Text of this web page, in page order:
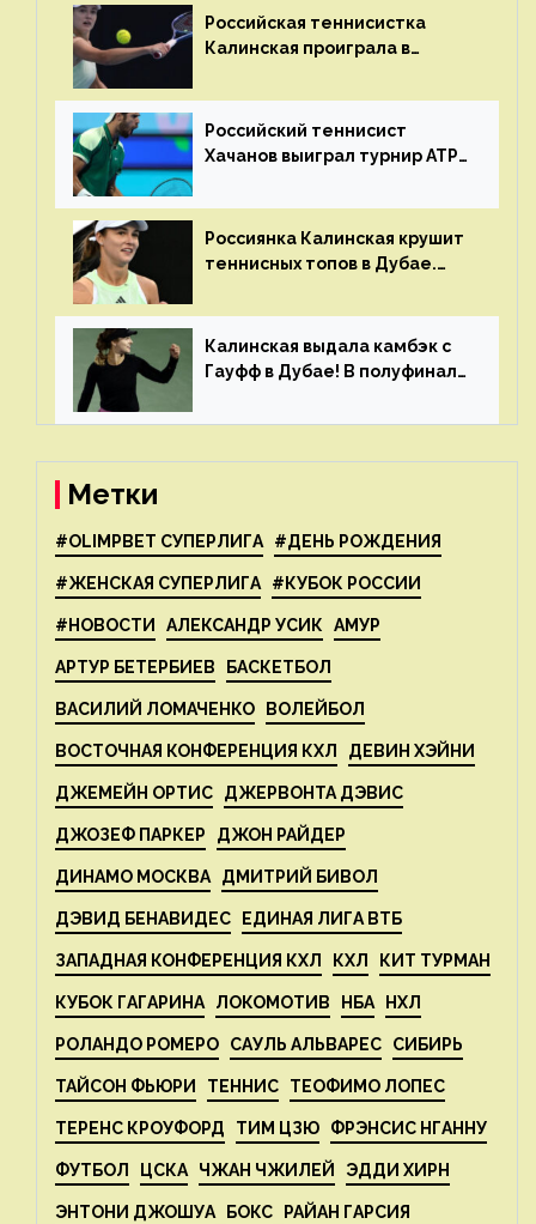
Российская теннисистка
Калинская проиграла в
Российский теннисист
Хачанов выиграл турнир ATP
Россиянка Калинская крушит
теннисных топов в Дубае.
рейтинга
Калинская выдала камбэк с
Гауфф в Дубае! В полуфинале
Свёнтек
Метки
#OLIMPBET СУПЕРЛИГА #ДЕНЬ РОЖДЕНИЯ
#ЖЕНСКАЯ СУПЕРЛИГА #КУБОК РОССИИ
#НОВОСТИ АЛЕКСАНДР УСИК АМУР
АРТУР БЕТЕРБИЕВ БАСКЕТБОЛ
ВАСИЛИЙ ЛОМАЧЕНКО ВОЛЕЙБОЛ
ВОСТОЧНАЯ КОНФЕРЕНЦИЯ КХЛ ДЕВИН ХЭЙНИ
ДЖЕМЕЙН ОРТИС ДЖЕРВОНТА ДЭВИС
ДЖОЗЕФ ПАРКЕР ДЖОН РАЙДЕР
ДИНАМО МОСКВА ДМИТРИЙ БИВОЛ
ДЭВИД БЕНАВИДЕС ЕДИНАЯ ЛИГА ВТБ
ЗАПАДНАЯ КОНФЕРЕНЦИЯ КХЛ КХЛ КИТ ТУРМАН
КУБОК ГАГАРИНА ЛОКОМОТИВ НБА НХЛ
РОЛАНДО РОМЕРО САУЛЬ АЛЬВАРЕС СИБИРЬ
ТАЙСОН ФЬЮРИ ТЕННИС ТЕОФИМО ЛОПЕС
ТЕРЕНС КРОУФОРД ТИМ ЦЗЮ ФРЭНСИС НГАННУ
ФУТБОЛ ЦСКА ЧЖАН ЧЖИЛЕЙ ЭДДИ ХИРН
ЭНТОНИ ДЖОШУА БОКС РАЙАН ГАРСИЯ